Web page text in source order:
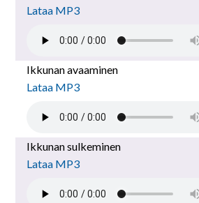
Lataa MP3
Ikkunan avaaminen
Lataa MP3
Ikkunan sulkeminen
Lataa MP3